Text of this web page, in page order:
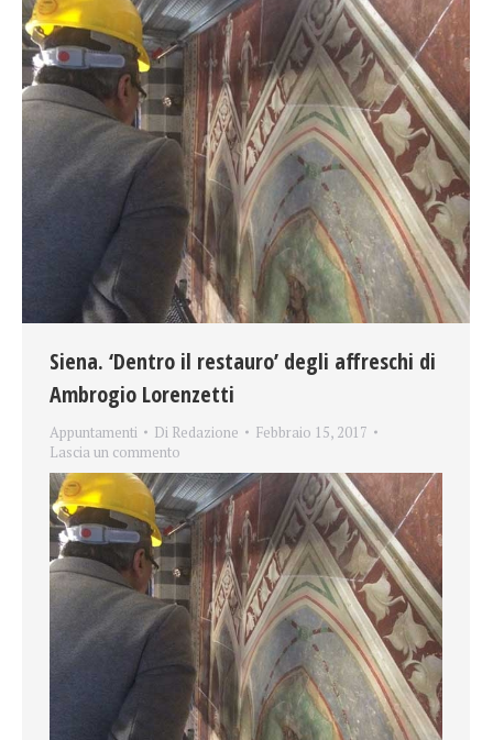
Siena. ‘Dentro il restauro’ degli affreschi di
Ambrogio Lorenzetti
Appuntamenti Di Redazione
Febbraio 15, 2017
Lascia un commento